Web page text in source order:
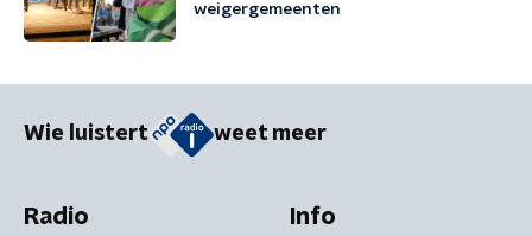
weigergemeenten
Wie luistert weet meer
Radio Info